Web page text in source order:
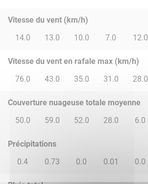
Vitesse du vent (km/h)
14.0
13.0 10.0 7.0 12.0
Vitesse du vent en rafale max (km/h)
76.0
43.0 35.0 31.0 28.0
Couverture nuageuse totale moyenne
50.0
59.0 52.0 28.0 6.0
Précipitations
0.4
0.73 0.0 0.01 0.0